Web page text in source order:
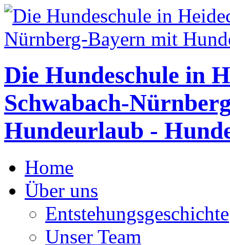
Die Hundeschule in
Schwabach-
Hundeurlaub -
Home
Über uns
Entstehungsgeschichte
Unser Team